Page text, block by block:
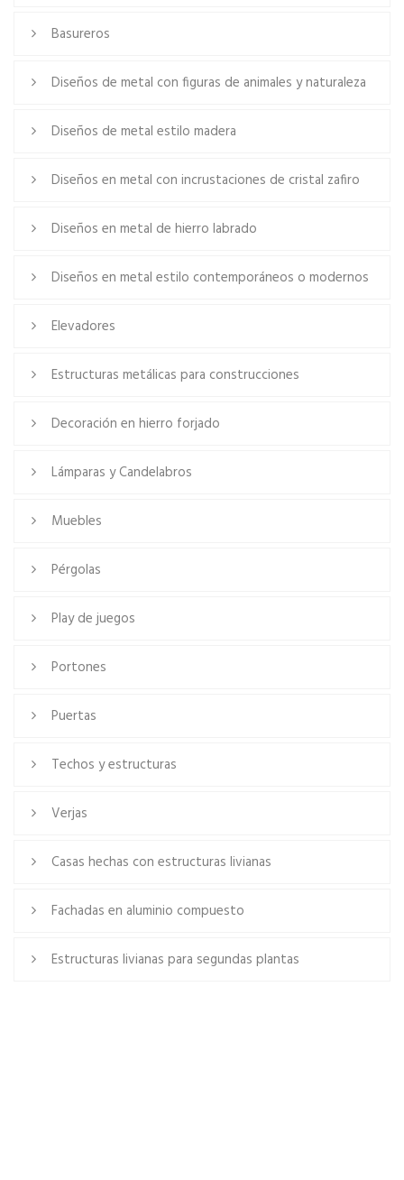
Basureros
Diseños de metal con figuras de animales y naturaleza
Diseños de metal estilo madera
Diseños en metal con incrustaciones de cristal zafiro
Diseños en metal de hierro labrado
Diseños en metal estilo contemporáneos o modernos
Elevadores
Estructuras metálicas para construcciones
Decoración en hierro forjado
Lámparas y Candelabros
Muebles
Pérgolas
Play de juegos
Portones
Puertas
Techos y estructuras
Verjas
Casas hechas con estructuras livianas
Fachadas en aluminio compuesto
Estructuras livianas para segundas plantas